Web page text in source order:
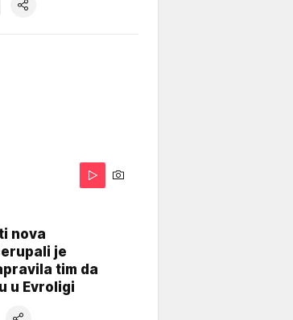
nova
je
tim da
u Evroligi